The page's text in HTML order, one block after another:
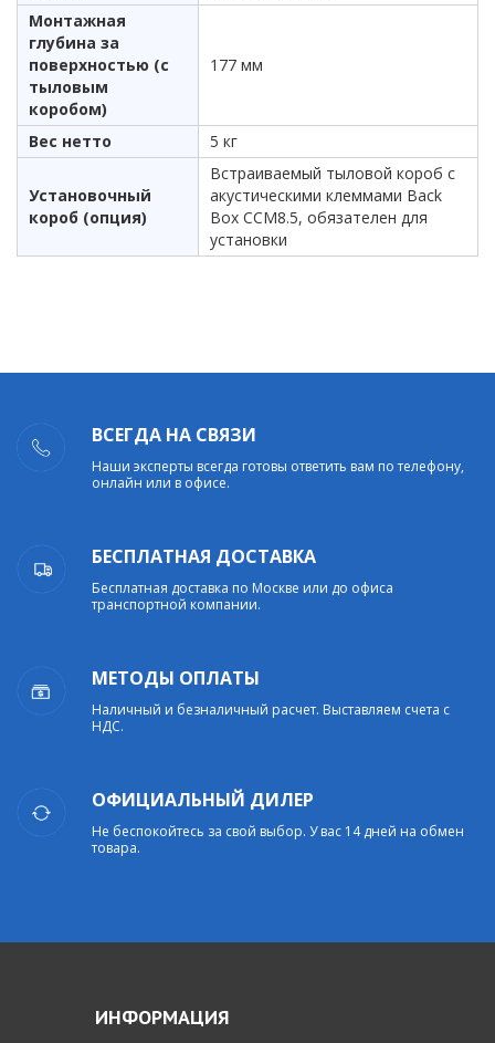
Монтажная
глубина за
поверхностью (с
тыловым
коробом)
177 мм
Вес нетто 5 кг
Установочный
короб (опция)
Встраиваемый тыловой короб с
акустическими клеммами Back
Box CCM8.5, обязателен для
установки
ВСЕГДА НА СВЯЗИ
Наши эксперты всегда готовы ответить вам по телефону,
онлайн или в офисе.
БЕСПЛАТНАЯ ДОСТАВКА
Бесплатная доставка по Москве или до офиса
транспортной компании.
МЕТОДЫ ОПЛАТЫ
Наличный и безналичный расчет. Выставляем счета с
НДС.
ОФИЦИАЛЬНЫЙ ДИЛЕР
Не беспокойтесь за свой выбор. У вас 14 дней на обмен
товара.
ИНФОРМАЦИЯ